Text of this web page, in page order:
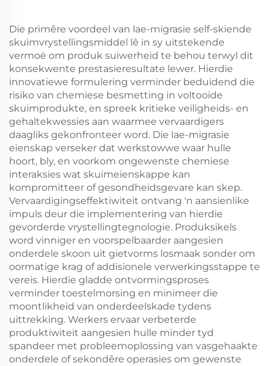
Die primêre voordeel van lae-migrasie self-skiende
skuimvrystellingsmiddel lê in sy uitstekende
vermoë om produk suiwerheid te behou terwyl dit
konsekwente prestasieresultate lewer. Hierdie
innovatiewe formulering verminder beduidend die
risiko van chemiese besmetting in voltooide
skuimprodukte, en spreek kritieke veiligheids- en
gehaltekwessies aan waarmee vervaardigers
daagliks gekonfronteer word. Die lae-migrasie
eienskap verseker dat werkstowwe waar hulle
hoort, bly, en voorkom ongewenste chemiese
interaksies wat skuimeienskappe kan
kompromitteer of gesondheidsgevare kan skep.
Vervaardigingseffektiwiteit ontvang 'n aansienlike
impuls deur die implementering van hierdie
gevorderde vrystellingtegnologie. Produksikels
word vinniger en voorspelbaarder aangesien
onderdele skoon uit gietvorms losmaak sonder om
oormatige krag of addisionele verwerkingsstappe te
vereis. Hierdie gladde ontvormingsproses
verminder toestelmorsing en minimeer die
moontlikheid van onderdeelskade tydens
uittrekking. Werkers ervaar verbeterde
produktiwiteit aangesien hulle minder tyd
spandeer met probleemoplossing van vasgehaakte
onderdele of sekondêre operasies om gewenste